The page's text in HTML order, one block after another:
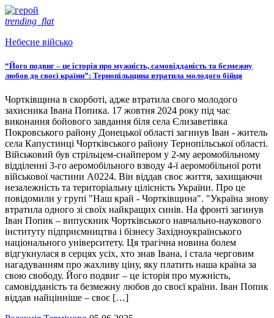
trending_flat
Небесне військо
“Його подвиг – це історія про мужність, самовідданість та безмежну
любов до своєї країни”: Тернопільщина втратила молодого бійця
Чортківщина в скорботі, адже втратила свого молодого
захисника Івана Попика. 17 жовтня 2024 року під час
виконання бойового завдання біля села Єлизаветівка
Покровського району Донецької області загинув Іван - житель
села Капустинці Чортківського району Тернопільської області.
Військовий був стрільцем-снайпером у 2-му аеромобільному
відділенні 3-го аеромобільного взводу 4-ї аеромобільної роти
військової частини А0224. Він віддав своє життя, захищаючи
незалежність та територіальну цілісність України. Про це
повідомили у групі "Наш край - Чортківщина". "Україна знову
втратила одного зі своїх найкращих синів. На фронті загинув
Іван Попик – випускник Чортківського навчально-наукового
інституту підприємництва і бізнесу Західноукраїнського
національного університету. Ця трагічна новина болем
відгукнулася в серцях усіх, хто знав Івана, і стала черговим
нагадуванням про жахливу ціну, яку платить наша країна за
свою свободу. Його подвиг – це історія про мужність,
самовідданість та безмежну любов до своєї країни. Іван Попик
віддав найцінніше – своє […]